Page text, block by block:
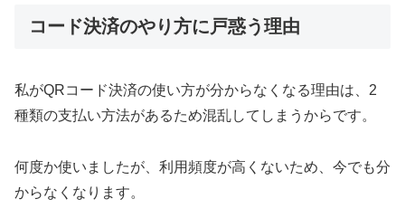
コード決済のやり方に戸惑う理由
私がQRコード決済の使い方が分からなくなる理由は、2
種類の支払い方法があるため混乱してしまうからです。
何度か使いましたが、利用頻度が高くないため、今でも分
からなくなります。